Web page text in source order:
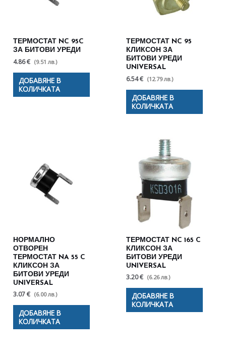
ТЕРМОСТАТ NC 95C
ЗА БИТОВИ УРЕДИ
4.86 € (9.51 лв.)
ДОБАВЯНЕ В
КОЛИЧКАТА
ТЕРМОСТАТ NC 95
КЛИКСОН ЗА
БИТОВИ УРЕДИ
UNIVERSAL
6.54 € (12.79 лв.)
ДОБАВЯНЕ В
КОЛИЧКАТА
НОРМАЛНО
ОТВОРЕН
ТЕРМОСТАТ NA 55 C
КЛИКСОН ЗА
БИТОВИ УРЕДИ
UNIVERSAL
3.07 € (6.00 лв.)
ДОБАВЯНЕ В
КОЛИЧКАТА
ТЕРМОСТАТ NC 165 C
КЛИКСОН ЗА
БИТОВИ УРЕДИ
UNIVERSAL
3.20 € (6.26 лв.)
ДОБАВЯНЕ В
КОЛИЧКАТА